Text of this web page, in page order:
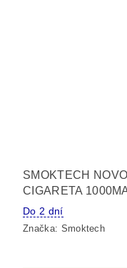
SMOKTECH
CIGARETA
Do 2 dní
Značka: Smoktech